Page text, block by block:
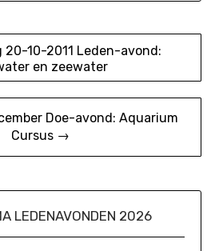
10-2011 Leden-avond:
en zeewater
Doe-avond: Aquarium
Cursus →
LEDENAVONDEN 2026